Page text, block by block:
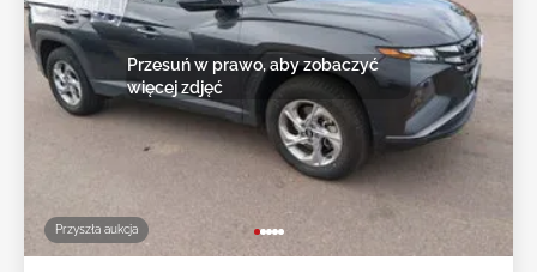
Przyszła aukcja
Przesuń w prawo, aby zobaczyć
więcej zdjęć